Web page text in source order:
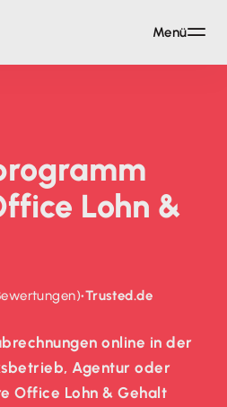
Lohn &
•Trusted.de
online in der
Agentur oder
Office Lohn & Gehalt
Menü